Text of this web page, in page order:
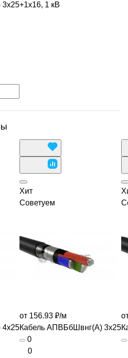
1 кВ
Хит
Советуем
от 156.93 ₽/м
Кабель АПВБбШвнг(А) 3х25
0
0